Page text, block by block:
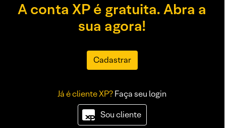
A conta XP é gratuita. Abra a
sua agora!
Cadastrar
Já é cliente XP?Faça seu login
Sou cliente